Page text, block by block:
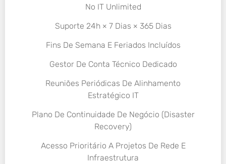
No IT Unlimited
Suporte 24h × 7 Dias × 365 Dias
Fins De Semana E Feriados Incluídos
Gestor De Conta Técnico Dedicado
Reuniões Periódicas De Alinhamento
Estratégico IT
Plano De Continuidade De Negócio (Disaster
Recovery)
Acesso Prioritário A Projetos De Rede E
Infraestrutura